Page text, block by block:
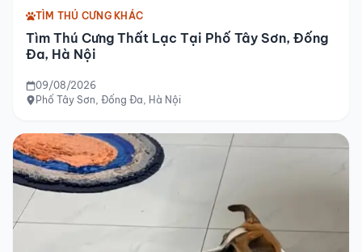
TÌM THÚ CƯNG KHÁC
Tìm Thú Cưng Thất Lạc Tại Phố Tây Sơn, Đống
Đa, Hà Nội
09/08/2026
Phố Tây Sơn, Đống Đa, Hà Nội